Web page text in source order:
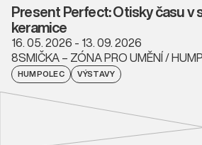
Present Perfect: Otisky času v
keramice
16. 05. 2026 - 13. 09. 2026
8SMIČKA – ZÓNA PRO UMĚNÍ /
HUMPOLEC VÝSTAVY